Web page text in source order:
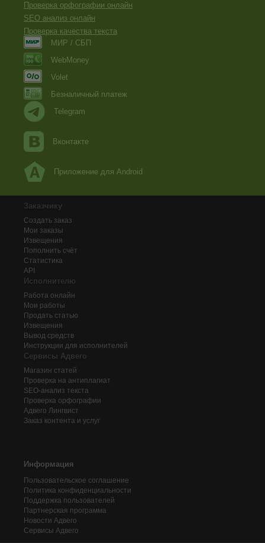
Проверка орфографии онлайн
SEO анализ онлайн
Проверка качества текста
МИР / СБП
WebMoney
Volet
Безналичный платеж
Telegram
Вконтакте
Приложение для Android
Заказчику
Создать заказ
Мои заказы
Извещения
Пополнить счёт
Статистика
API
Исполнителю
Работа онлайн
Мои работы
Продать статью
Извещения
Вывод средств
Инструкции для исполнителей
Сервисы Адвего
Магазин статей
Проверка на антиплагиат
SEO-анализ текста
Проверка орфографии
Адвего Лингвист
Заказ контента и услуг
Информация
Пользовательское соглашение
Политика конфиденциальности
Поддержка пользователей
Партнерская программа
Новости Адвего
Сервисы Адвего